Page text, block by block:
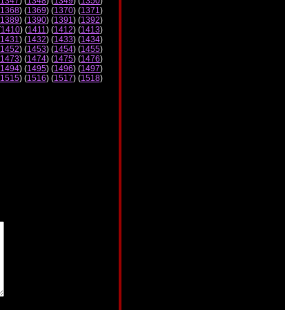
1368) (1369) (1370) (1371)
1389) (1390) (1391) (1392)
1410) (1411) (1412) (1413)
1431) (1432) (1433) (1434)
1452) (1453) (1454) (1455)
1473) (1474) (1475) (1476)
1494) (1495) (1496) (1497)
1515) (1516) (1517) (1518)